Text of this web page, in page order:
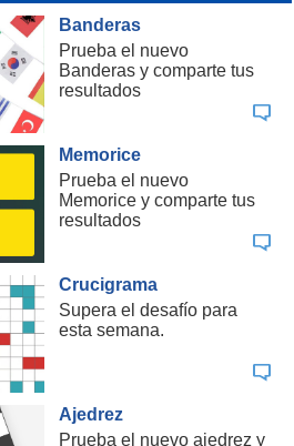
Banderas
Prueba el nuevo
Banderas y comparte tus
resultados
Memorice
Prueba el nuevo
Memorice y comparte tus
resultados
Crucigrama
Supera el desafío para
esta semana.
Ajedrez
Prueba el nuevo ajedrez y